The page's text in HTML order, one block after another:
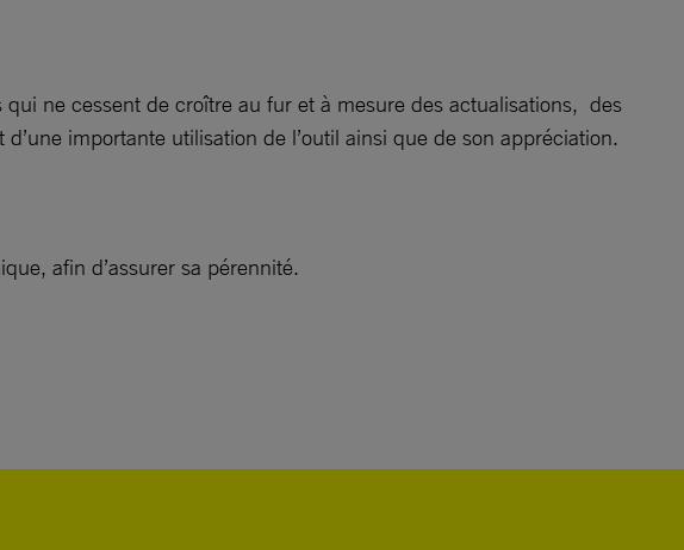
ne cessent de croître au fur et à mesure des actualisations, des
importante utilisation de l’outil ainsi que de son appréciation.
afin d’assurer sa pérennité.